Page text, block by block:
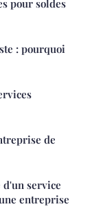
pour soldes
: pourquoi
de
service
entreprise